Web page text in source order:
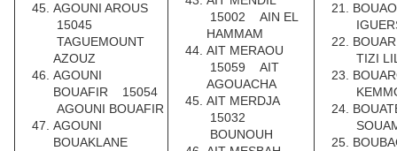
AGOUNI AROUS
15045
TAGUEMOUNT
AZOUZ
AGOUNI
BOUAFIR 15054
AGOUNI BOUAFIR
AGOUNI
BOUAKLANE
15002 AIN EL
HAMMAM
AIT MERAOU
15059 AIT
AGOUACHA
AIT MERDJA
15032
BOUNOUH
TIZI